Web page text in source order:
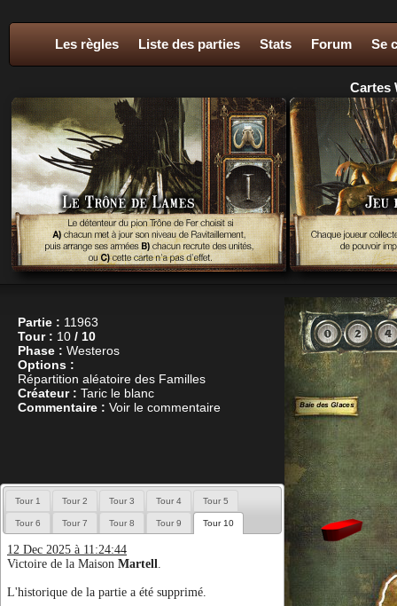
Les règles Liste des parties Stats Forum Se
Cartes
Partie : 11963
Tour : 10 / 10
Phase : Westeros
Options :
Répartition aléatoire des Familles
Créateur : Taric le blanc
Commentaire : Voir le commentaire
Tour 1 Tour 2 Tour 3 Tour 4 Tour 5
Tour 6 Tour 7 Tour 8 Tour 9 Tour 10
12 Dec 2025 à 11:24:44
Victoire de la Maison Martell.
L'historique de la partie a été supprimé.